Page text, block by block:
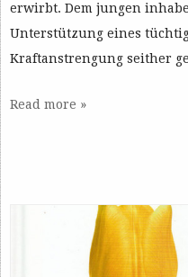
erwirbt. Dem jungen
Unterstützung eines
Kraftanstrengung seither
Read more »